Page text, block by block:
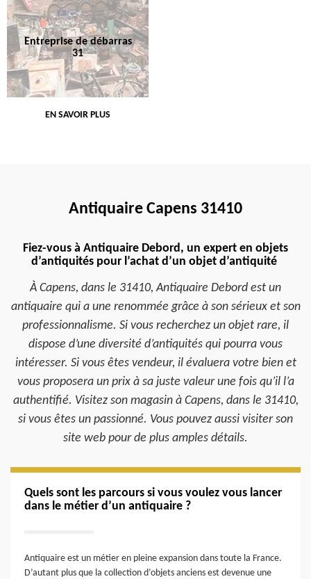
Entreprise de débarras
31
EN SAVOIR PLUS
Antiquaire Capens 31410
Fiez-vous à Antiquaire Debord, un expert en objets
d’antiquités pour l’achat d’un objet d’antiquité
À Capens, dans le 31410, Antiquaire Debord est un
antiquaire qui a une renommée grâce à son sérieux et son
professionnalisme. Si vous recherchez un objet rare, il
dispose d’une diversité d’antiquités qui pourra vous
intéresser. Si vous êtes vendeur, il évaluera votre bien et
vous proposera un prix à sa juste valeur une fois qu’il l’a
authentifié. Visitez son magasin à Capens, dans le 31410,
si vous êtes un passionné. Vous pouvez aussi visiter son
site web pour de plus amples détails.
Quels sont les parcours si vous voulez vous lancer
dans le métier d’un antiquaire ?
Antiquaire est un métier en pleine expansion dans toute la France.
D’autant plus que la collection d’objets anciens est devenue une